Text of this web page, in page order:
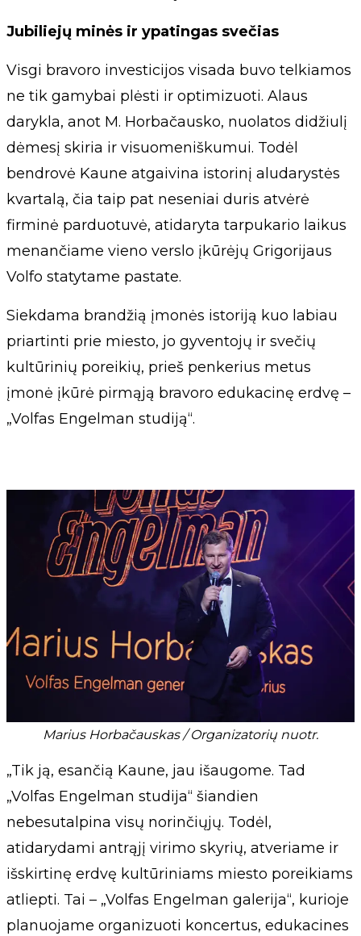
Jubiliejų minės ir ypatingas svečias
Visgi bravoro investicijos visada buvo telkiamos
ne tik gamybai plėsti ir optimizuoti. Alaus
darykla, anot M. Horbačausko, nuolatos didžiulį
dėmesį skiria ir visuomeniškumui. Todėl
bendrovė Kaune atgaivina istorinį aludarystės
kvartalą, čia taip pat neseniai duris atvėrė
firminė parduotuvė, atidaryta tarpukario laikus
menančiame vieno verslo įkūrėjų Grigorijaus
Volfo statytame pastate.
Siekdama brandžią įmonės istoriją kuo labiau
priartinti prie miesto, jo gyventojų ir svečių
kultūrinių poreikių, prieš penkerius metus
įmonė įkūrė pirmąją bravoro edukacinę erdvę –
„Volfas Engelman studiją“.
Marius Horbačauskas / Organizatorių nuotr.
„Tik ją, esančią Kaune, jau išaugome. Tad
„Volfas Engelman studija“ šiandien
nebesutalpina visų norinčiųjų. Todėl,
atidarydami antrąjį virimo skyrių, atveriame ir
išskirtinę erdvę kultūriniams miesto poreikiams
atliepti. Tai – „Volfas Engelman galerija“, kurioje
planuojame organizuoti koncertus, edukacines